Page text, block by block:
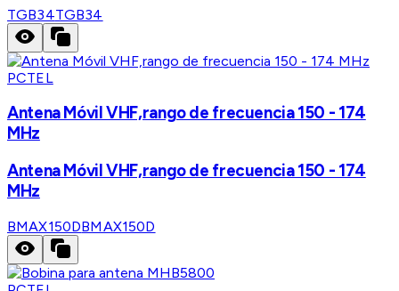
TGB34TGB34
PCTEL
Antena Móvil VHF,rango de frecuencia 150 - 174
MHz
Antena Móvil VHF,rango de frecuencia 150 - 174
MHz
BMAX150DBMAX150D